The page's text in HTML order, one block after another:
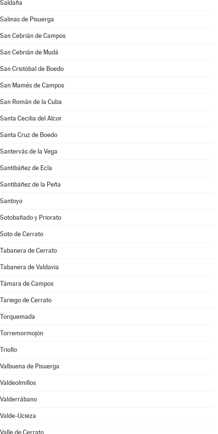
Saldaña
Salinas de Pisuerga
San Cebrián de Campos
San Cebrián de Mudá
San Cristóbal de Boedo
San Mamés de Campos
San Román de la Cuba
Santa Cecilia del Alcor
Santa Cruz de Boedo
Santervás de la Vega
Santibáñez de Ecla
Santibáñez de la Peña
Santoyo
Sotobañado y Priorato
Soto de Cerrato
Tabanera de Cerrato
Tabanera de Valdavia
Támara de Campos
Tariego de Cerrato
Torquemada
Torremormojón
Triollo
Valbuena de Pisuerga
Valdeolmillos
Valderrábano
Valde-Ucieza
Valle de Cerrato